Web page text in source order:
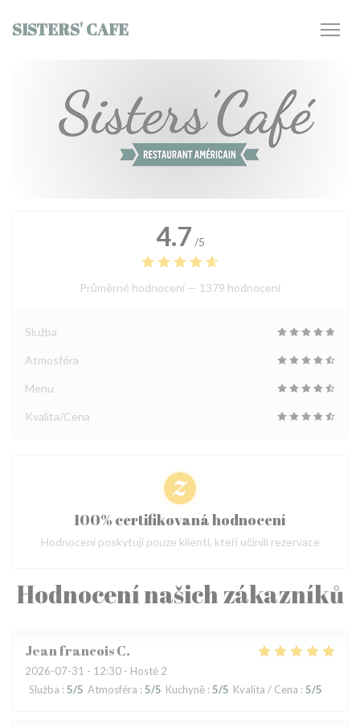
SISTERS' CAFE
Hodnocení našich zákazníků
Jean francoisC
2026-07-31 - 12:30 - Hosté 2
Služba : 5/5 Atmosféra : 5/5 Kuchyně : 5/5 Kvalita / Cena : 5/5
4.7 /5
Průměrné hodnocení — 1379 hodnoceni
Služba
Atmosféra
Menu
Kvalita/Cena
100% certifikovaná hodnocení
Hodnocení poskytují pouze klienti, kteří učinili rezervace